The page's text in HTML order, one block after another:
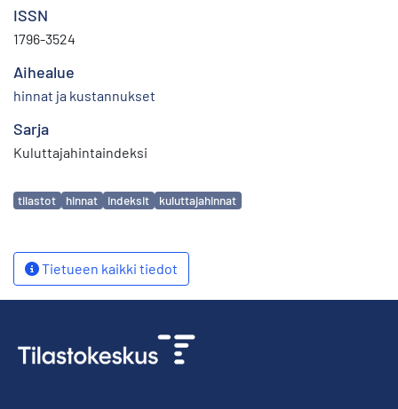
ISSN
1796-3524
Aihealue
hinnat ja kustannukset
Sarja
Kuluttajahintaindeksi
Avainsanat
tilastot hinnat indeksit kuluttajahinnat
Tietueen kaikki tiedot